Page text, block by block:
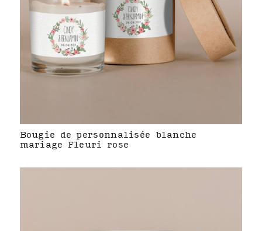
Bougie de personnalisée blanche
mariage Fleuri rose